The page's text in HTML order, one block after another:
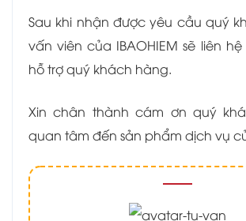
Sau khi nhận được yêu cầu quý
vấn viên của IBAOHIEM sẽ liên
hỗ trợ quý khách hàng.
Xin chân thành cám ơn quý
quan tâm đến sản phẩm dịch vụ